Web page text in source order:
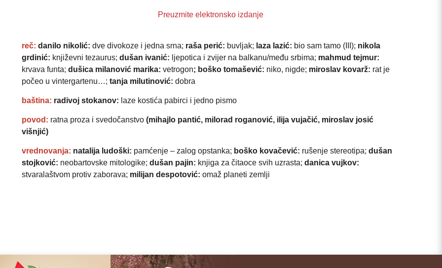
Preuzmite elektronsko izdanje
reč: danilo nikolić: dve divokoze i jedna srna; raša perić: buvljak; laza lazić: bio sam tamo (III); nikola
grdinić: književni tezaurus; dušan ivanić: ljepotica i zvijer na balkanu/među srbima; mahmud tejmur:
krvava funta; dušica milanović marika: vetrogon; boško tomašević: niko, nigde; miroslav kovarž: rat je
počeo u vintergartenu…; tanja milutinović: dobra
baština: radivoj stokanov: laze kostića pabirci i jedno pismo
povod : ratna proza i svedočanstvo (mihajlo pantić, milorad roganović, ilija vujačić, miroslav josić
višnjić)
vrednovanja: natalija ludoški: pamćenje – zalog opstanka; boško kovačević: rušenje stereotipa; dušan
stojković: neobartovske mitologike; dušan pajin: knjiga za čitaoce svih uzrasta; danica vujkov:
stvaralaštvom protiv zaborava; milijan despotović: omaž planeti zemlji